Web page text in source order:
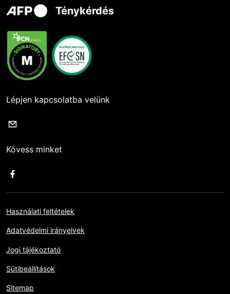
Ténykérdés
Lépjen kapcsolatba velünk
Kövess minket
Használati feltételek
Adatvédelmi irányelvek
Jogi tájékoztató
Sütibeállítások
Sitemap